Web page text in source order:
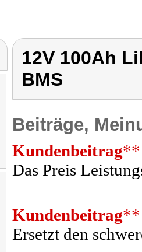
12V 100Ah
BMS
Beiträge,
Kundenbeitrag**
Das Preis
Kundenbeitrag**
Ersetzt den